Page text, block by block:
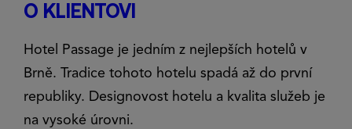
O KLIENTOVI
Hotel Passage je jedním z nejlepších hotelů v
Brně. Tradice tohoto hotelu spadá až do první
republiky. Designovost hotelu a kvalita služeb je
na vysoké úrovni.